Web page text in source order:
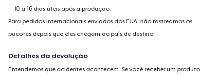
10 a 16 dias úteis após a produção.
Para pedidos internacionais enviados dos EUA, não rastreamos os
pacotes depois que eles chegam ao país de destino.
Detalhes da devolução
Entendemos que acidentes acontecem. Se você receber um produto